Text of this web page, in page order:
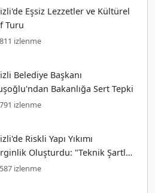
Eşsiz Lezzetler ve Kültürel
Turu
izlenme
Belediye Başkanı
Bakanlığa Sert Tepki
izlenme
Riskli Yapı Yıkımı
Oluşturdu: "Teknik Şartlar
Getirilmedi!"
izlenme